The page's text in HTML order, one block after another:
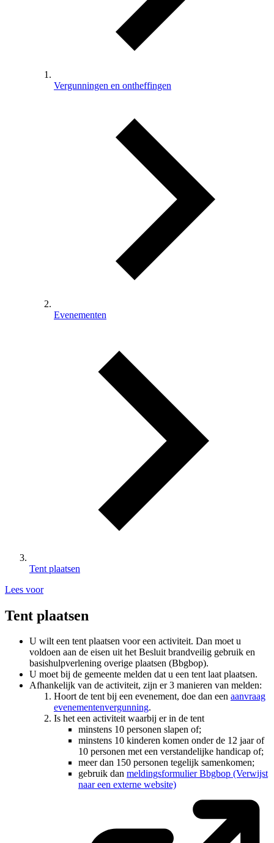
Vergunningen en ontheffingen
Evenementen
Tent plaatsen
Lees voor
Tent plaatsen
U wilt een tent plaatsen voor een activiteit. Dan moet u
voldoen aan de eisen uit het Besluit brandveilig gebruik en
basishulpverlening overige plaatsen (Bbgbop).
U moet bij de gemeente melden dat u een tent laat plaatsen.
Afhankelijk van de activiteit, zijn er 3 manieren van melden:
Hoort de tent bij een evenement, doe dan een aanvraag
evenementenvergunning.
Is het een activiteit waarbij er in de tent
minstens 10 personen slapen of;
minstens 10 kinderen komen onder de 12 jaar of
10 personen met een verstandelijke handicap of;
meer dan 150 personen tegelijk samenkomen;
gebruik dan meldingsformulier Bbgbop (Verwijst
naar een externe website)